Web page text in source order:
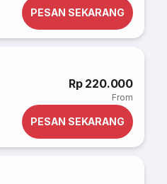
PESAN SEKARANG
Rp 220.000
From
PESAN SEKARANG